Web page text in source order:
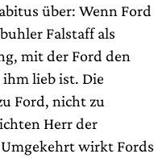
über: Wenn Ford
Falstaff als
mit der Ford den
lieb ist. Die
Ford, nicht zu
Herr der
wirkt Fords